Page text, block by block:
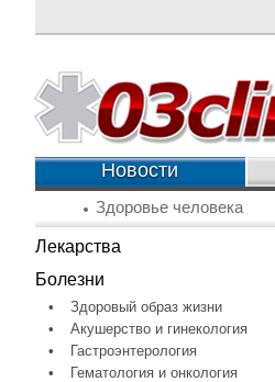
Новости
Здоровье человека
Лекарства
Болезни
•
Здоровый образ жизни
•
Акушерство и гинекология
•
Гастроэнтерология
•
Гематология и онкология